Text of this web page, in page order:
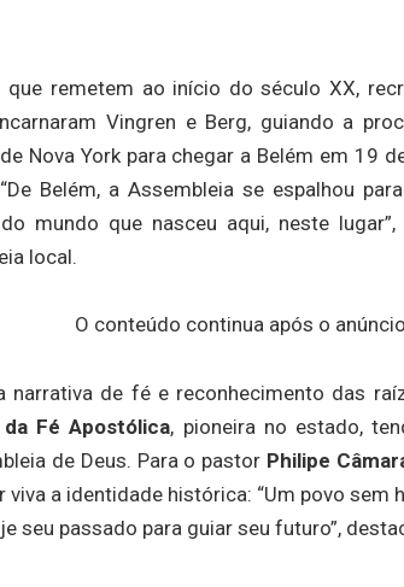
que remetem ao início do século XX,
Vingren e Berg, guiando a
Nova York para chegar a Belém em 19
Belém, a Assembleia se espalhou
mundo que nasceu aqui, neste
local.
O conteúdo continua após o
narrativa de fé e reconhecimento das
da Fé Apostólica, pioneira no estado,
de Deus. Para o pastor Philipe
viva a identidade histórica: “Um povo sem
seu passado para guiar seu futuro”,